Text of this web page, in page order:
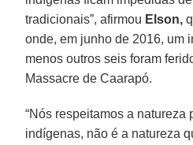
tradicionais”, afirmou Elson,
onde, em junho de 2016, um
menos outros seis foram
Massacre de Caarapó.
“Nós respeitamos a natureza
indígenas, não é a natureza